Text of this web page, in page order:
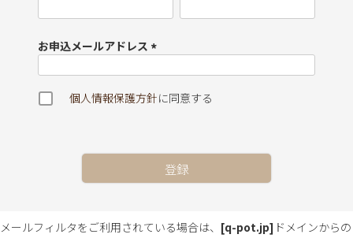
お申込メールアドレス
須
個人情報保護方針に同意する
登録
メールフィルタをご利用されている場合は、 [q-pot.jp] ドメインからの